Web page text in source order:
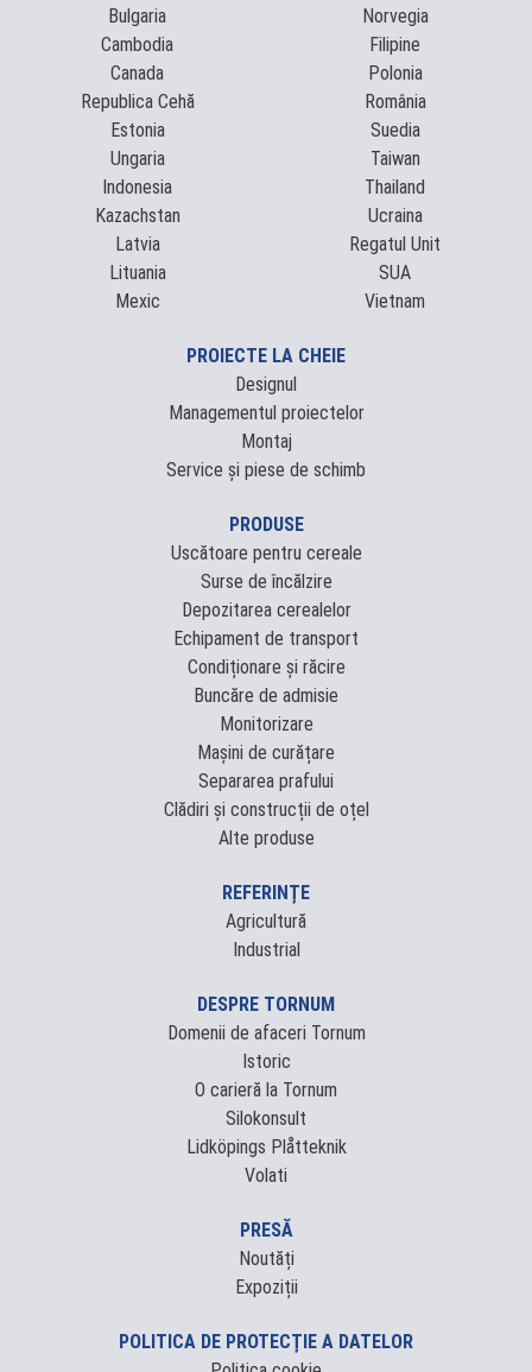
Bulgaria
Cambodia
Canada
Republica Cehă
Estonia
Ungaria
Indonesia
Kazachstan
Latvia
Lituania
Mexic
Norvegia
Filipine
Polonia
România
Suedia
Taiwan
Thailand
Ucraina
Regatul Unit
SUA
Vietnam
PROIECTE LA CHEIE
Designul
Managementul proiectelor
Montaj
Service și piese de schimb
PRODUSE
Uscătoare pentru cereale
Surse de încălzire
Depozitarea cerealelor
Echipament de transport
Condiționare și răcire
Buncăre de admisie
Monitorizare
Mașini de curățare
Separarea prafului
Clădiri și construcții de oțel
Alte produse
REFERINȚE
Agricultură
Industrial
DESPRE TORNUM
Domenii de afaceri Tornum
Istoric
O carieră la Tornum
Silokonsult
Lidköpings Plåtteknik
Volati
PRESĂ
Noutăți
Expoziții
POLITICA DE PROTECȚIE A DATELOR